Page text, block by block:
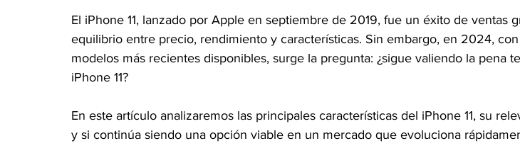
El iPhone 11, lanzado por Apple en septiembre de 2019, fue un éxito de ventas
equilibrio entre precio, rendimiento y características. Sin embargo, en 2024,
modelos más recientes disponibles, surge la pregunta: ¿sigue valiendo la pena
iPhone 11?
En este artículo analizaremos las principales características del iPhone 11, su
y si continúa siendo una opción viable en un mercado que evoluciona